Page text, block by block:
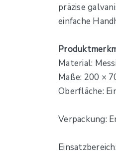
präzise
einfache
Material:
Maße: 200 ×
Oberfläche:
Verpackung: